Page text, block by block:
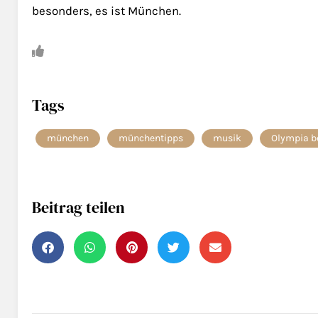
besonders, es ist München.
Tags
münchen münchentipps musik Olympia
Beitrag teilen